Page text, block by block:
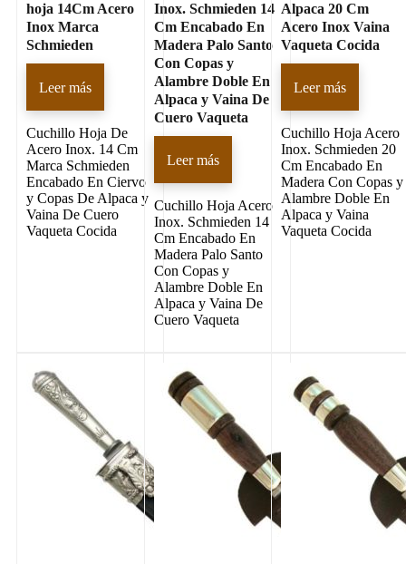
hoja 14Cm Acero
Inox Marca
Schmieden
Leer más
Cuchillo Hoja De
Acero Inox. 14 Cm
Marca Schmieden
Encabado En Ciervo
y Copas De Alpaca y
Vaina De Cuero
Vaqueta Cocida
Inox. Schmieden 14
Cm Encabado En
Madera Palo Santo
Con Copas y
Alambre Doble En
Alpaca y Vaina De
Cuero Vaqueta
Leer más
Cuchillo Hoja Acero
Inox. Schmieden 14
Cm Encabado En
Madera Palo Santo
Con Copas y
Alambre Doble En
Alpaca y Vaina De
Cuero Vaqueta
Alpaca 20 Cm
Acero Inox Vaina
Vaqueta Cocida
Leer más
Cuchillo Hoja Acero
Inox. Schmieden 20
Cm Encabado En
Madera Con Copas y
Alambre Doble En
Alpaca y Vaina
Vaqueta Cocida